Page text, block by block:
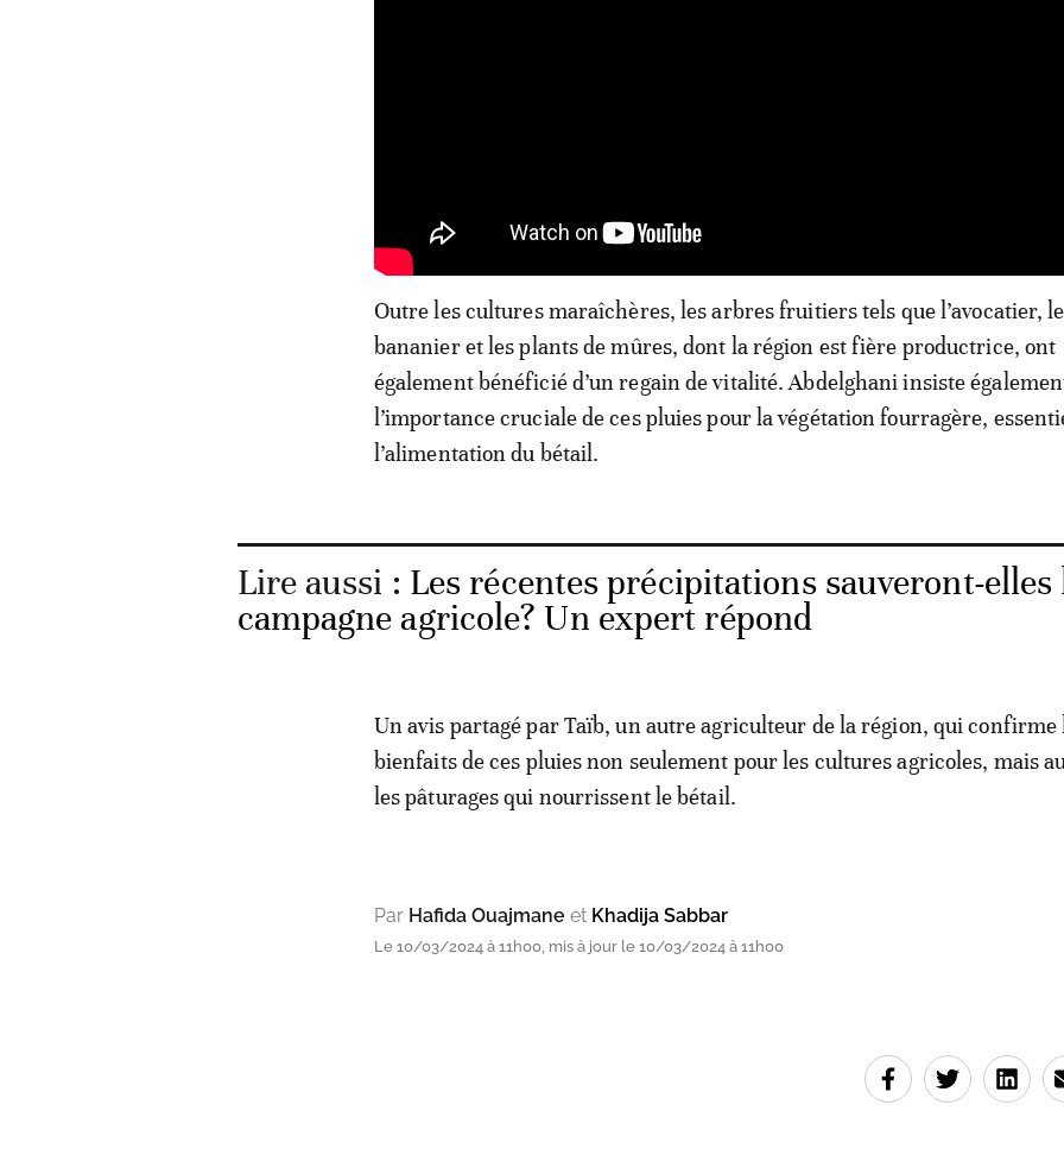
Outre les cultures maraîchères, les arbres fruitiers tels que l’avocatier, le
bananier et les plants de mûres, dont la région est fière productrice, ont
également bénéficié d’un regain de vitalité. Abdelghani insiste
l’importance cruciale de ces pluies pour la végétation fourragère,
l’alimentation du bétail.
Lire aussi : Les récentes précipitations sauveront-elles
campagne agricole? Un expert répond
Un avis partagé par Taïb, un autre agriculteur de la région, qui confirme
bienfaits de ces pluies non seulement pour les cultures agricoles, mais
les pâturages qui nourrissent le bétail.
Par Hafida Ouajmane et Khadija Sabbar
Le 10/03/2024 à 11h00, mis à jour le 10/03/2024 à 11h00